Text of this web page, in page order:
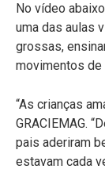
No vídeo
uma das aulas
grossas,
movimentos de
“As crianças
GRACIEMAG.
pais aderiram
estavam cada